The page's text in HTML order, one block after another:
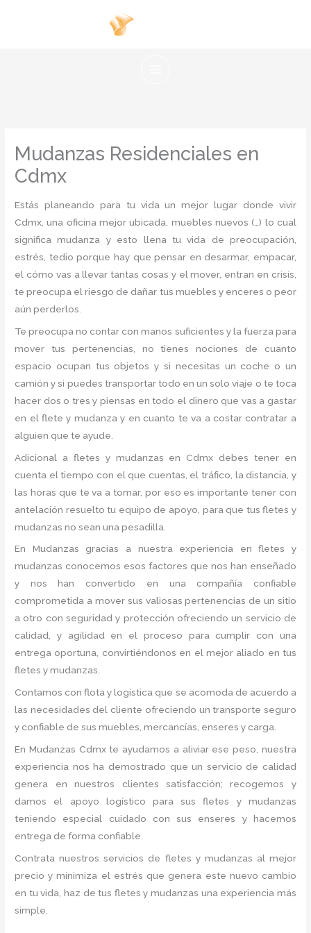
Mudanzas Residenciales en
Cdmx
Estás planeando para tu vida un mejor lugar donde vivir
Cdmx, una oficina mejor ubicada, muebles nuevos (…) lo cual
significa mudanza y esto llena tu vida de preocupación,
estrés, tedio porque hay que pensar en desarmar, empacar,
el cómo vas a llevar tantas cosas y el mover, entran en crisis,
te preocupa el riesgo de dañar tus muebles y enceres o peor
aún perderlos.
Te preocupa no contar con manos suficientes y la fuerza para
mover tus pertenencias, no tienes nociones de cuanto
espacio ocupan tus objetos y si necesitas un coche o un
camión y si puedes transportar todo en un solo viaje o te toca
hacer dos o tres y piensas en todo el dinero que vas a gastar
en el flete y mudanza y en cuanto te va a costar contratar a
alguien que te ayude.
Adicional a fletes y mudanzas en Cdmx debes tener en
cuenta el tiempo con el que cuentas, el tráfico, la distancia, y
las horas que te va a tomar, por eso es importante tener con
antelación resuelto tu equipo de apoyo, para que tus fletes y
mudanzas no sean una pesadilla.
En Mudanzas gracias a nuestra experiencia en fletes y
mudanzas conocemos esos factores que nos han enseñado
y nos han convertido en una compañía confiable
comprometida a mover sus valiosas pertenencias de un sitio
a otro con seguridad y protección ofreciendo un servicio de
calidad, y agilidad en el proceso para cumplir con una
entrega oportuna, convirtiéndonos en el mejor aliado en tus
fletes y mudanzas.
Contamos con flota y logística que se acomoda de acuerdo a
las necesidades del cliente ofreciendo un transporte seguro
y confiable de sus muebles, mercancías, enseres y carga.
En Mudanzas Cdmx te ayudamos a aliviar ese peso, nuestra
experiencia nos ha demostrado que un servicio de calidad
genera en nuestros clientes satisfacción; recogemos y
damos el apoyo logístico para sus fletes y mudanzas
teniendo especial cuidado con sus enseres y hacemos
entrega de forma confiable.
Contrata nuestros servicios de fletes y mudanzas al mejor
precio y minimiza el estrés que genera este nuevo cambio
en tu vida, haz de tus fletes y mudanzas una experiencia más
simple.